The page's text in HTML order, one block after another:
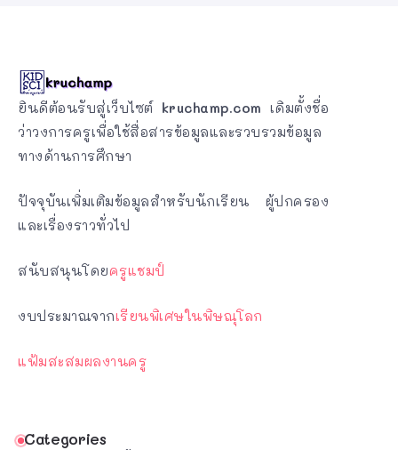
ยินดีต้อนรับสู่เว็บไซต์ kruchamp.com เดิมตั้งชื่อ
ว่าวงการครูเพื่อใช้สื่อสารข้อมูลและรวบรวมข้อมูล
ทางด้านการศึกษา
ปัจจุบันเพิ่มเติมข้อมูลสำหรับนักเรียน ผู้ปกครอง
และเรื่องราวทั่วไป
สนับสนุนโดยครูแชมป์
งบประมาณจากเรียนพิเศษในพิษณุโลก
แฟ้มสะสมผลงานครู
Categories